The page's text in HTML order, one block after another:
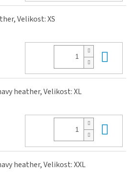
Velikost: XS
heather, Velikost: XL
heather, Velikost: XXL